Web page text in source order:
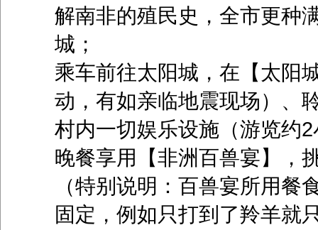
解南非的殖民史，全市更种
城；
乘车前往太阳城，在【太阳
动，有如亲临地震现场）、
村内一切娱乐设施（游览约
晚餐享用【非洲百兽宴】，
（特别说明：百兽宴所用
固定，例如只打到了羚羊就